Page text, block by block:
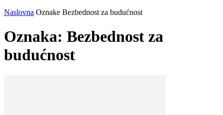
Naslovna Oznake Bezbednost za budućnost
Oznaka: Bezbednost za
budućnost